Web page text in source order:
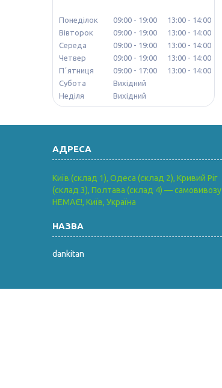
Понеділок 09:00 19:00 13:00
14:00
Вівторок
09:00 19:00 13:00
14:00
Середа
09:00 19:00 13:00
14:00
Четвер
09:00 19:00 13:00
14:00
Пʼятниця
09:00 17:00 13:00
14:00
Субота
Вихідний
Неділя
Вихідний
Київ (склад 1), Одеса (склад 2), Кривий Ріг
(склад 3), Полтава (склад 4) — самовивозу
НЕМАЄ!, Київ, Україна
dankitan